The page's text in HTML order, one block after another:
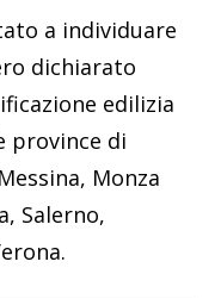
a individuare
dichiarato
edilizia
province di
Monza
Salerno,